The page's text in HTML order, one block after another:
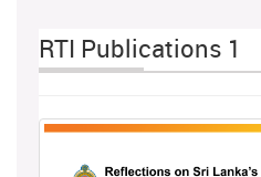
RTI Publications 1